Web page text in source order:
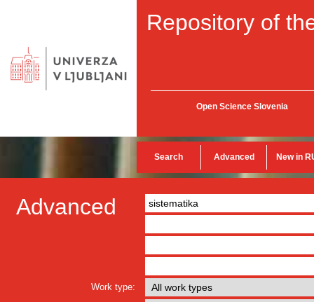
Repository of
Open Science Slovenia
Search Advanced New in
Advanced
Work type: